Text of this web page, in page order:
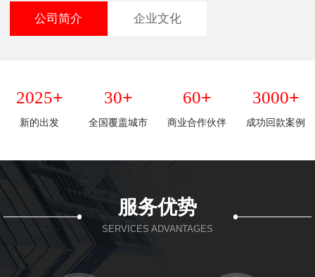
公司简介 企业文化
2025+
新的出发
30+
全国覆盖城市
60+
商业合作伙伴
3000+
成功回款案例
服务优势
SERVICES ADVANTAGES